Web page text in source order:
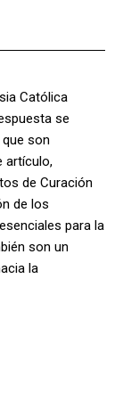
Católica
se
son
artículo,
de Curación
de los
para la
son un
la